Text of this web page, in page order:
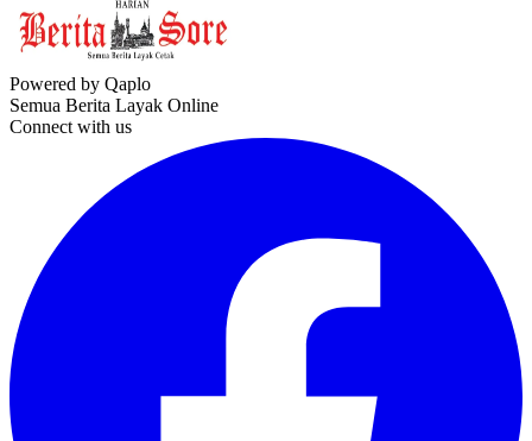
Powered by Qaplo
Semua Berita Layak Online
Connect with us